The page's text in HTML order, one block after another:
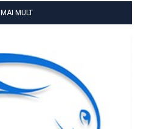
MULT